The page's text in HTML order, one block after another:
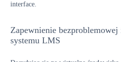
interface.
Zapewnienie
systemu LMS